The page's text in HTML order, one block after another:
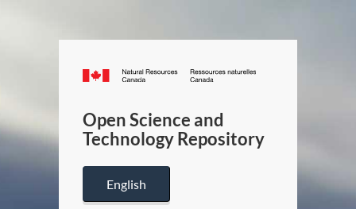
Canada.ca
/
Canada
Open Science and
Technology Repository
English